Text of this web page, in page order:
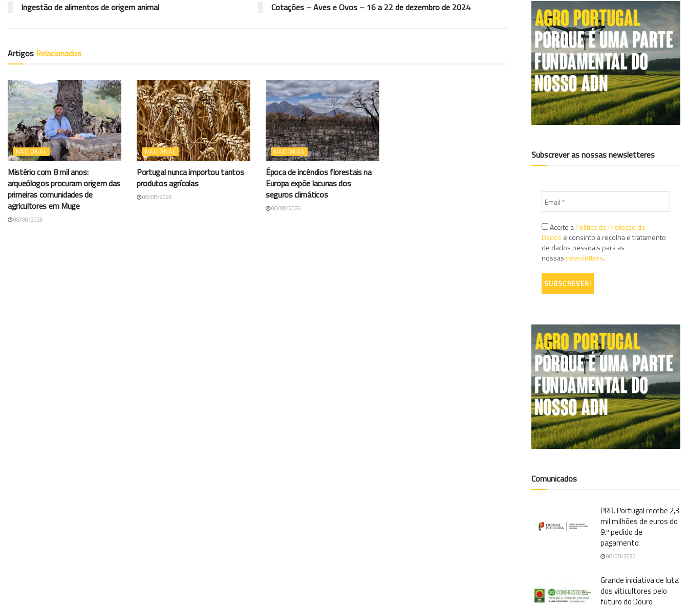
Ingestão de alimentos de origem animal Cotações – Aves e Ovos – 16 a 22 de dezembro de 2024
Artigos Relacionados
NACIONAL
Mistério com 8 mil anos:
arqueólogos procuram origem das
primeiras comunidades de
agricultores em Muge
08/08/2026
NACIONAL
Portugal nunca importou tantos
produtos agrícolas
08/08/2026
NACIONAL
Época de incêndios florestais na
Europa expõe lacunas dos
seguros climáticos
08/08/2026
Subscrever as nossas newsletteres
Aceito aPolítica de Proteção de
Dados e consinto a recolha e tratamento
de dados pessoais para as
nossasnewsletters.
Comunicados
PRR. Portugal recebe 2,3
mil milhões de euros do
9.º pedido de
pagamento
08/08/2026
Grande iniciativa de luta
dos viticultores pelo
futuro do Douro